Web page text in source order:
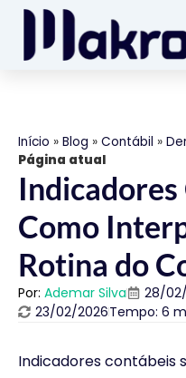
Início » Blog » Contábil »
Página atual
Como
Rotina do
Por: Ademar Silva
28/
23/02/2026Tempo: 6
Indicadores contábeis